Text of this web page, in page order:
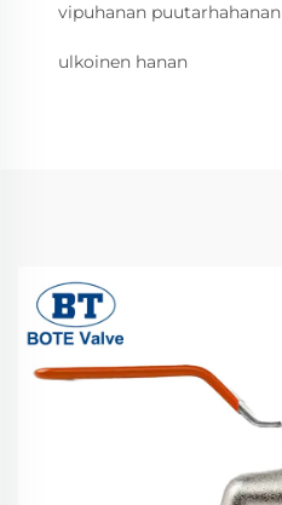
vipuhanan puutarhahanan
ulkoinen hanan